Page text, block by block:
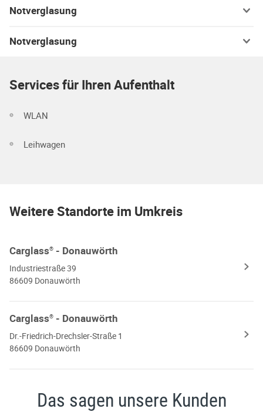
Notverglasung
Notverglasung
Services für Ihren Aufenthalt
WLAN
Leihwagen
Weitere Standorte im Umkreis
Carglass® - Donauwörth
Industriestraße 39
86609 Donauwörth
Carglass® - Donauwörth
Dr.-Friedrich-Drechsler-Straße 1
86609 Donauwörth
Das sagen unsere Kunden